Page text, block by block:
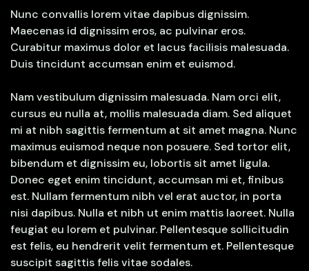
Nunc convallis lorem vitae dapibus dignissim.
Maecenas id dignissim eros, ac pulvinar eros.
Curabitur maximus dolor et lacus facilisis malesuada.
Duis tincidunt accumsan enim et euismod.
Nam vestibulum dignissim malesuada. Nam orci elit,
cursus eu nulla at, mollis malesuada diam. Sed aliquet
mi at nibh sagittis fermentum at sit amet magna. Nunc
maximus euismod neque non posuere. Sed tortor elit,
bibendum et dignissim eu, lobortis sit amet ligula.
Donec eget enim tincidunt, accumsan mi et, finibus
est. Nullam fermentum nibh vel erat auctor, in porta
nisi dapibus. Nulla et nibh ut enim mattis laoreet. Nulla
feugiat eu lorem et pulvinar. Pellentesque sollicitudin
est felis, eu hendrerit velit fermentum et. Pellentesque
suscipit sagittis felis vitae sodales.